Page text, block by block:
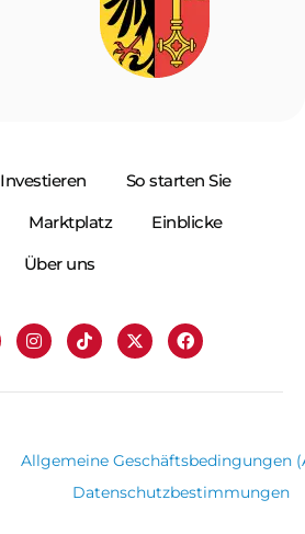
Investieren
So starten Sie
Marktplatz
Einblicke
Über uns
Allgemeine Geschäftsbedingungen
Datenschutzbestimmungen